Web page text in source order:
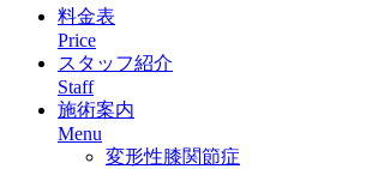
料金表
Price
スタッフ紹介
Staff
施術案内
Menu
変形性膝関節症